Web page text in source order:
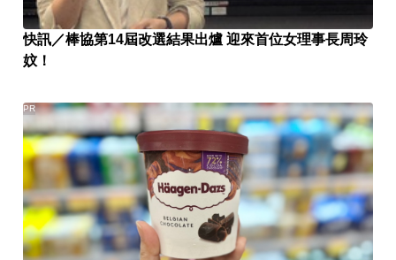
快訊／棒協第14屆改選結果出爐 迎來首位女理事長周玲
妏！
PR